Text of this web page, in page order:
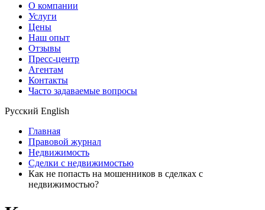
О компании
Услуги
Цены
Наш опыт
Отзывы
Пресс-центр
Агентам
Контакты
Часто задаваемые вопросы
Русский English
Главная
Правовой журнал
Недвижимость
Сделки с недвижимостью
Как не попасть на мошенников в сделках с
недвижимостью?